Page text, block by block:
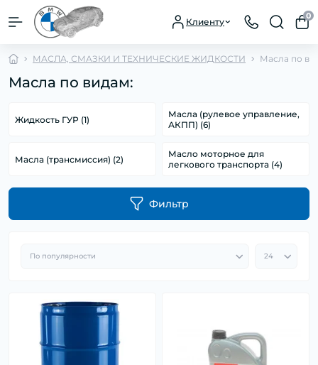
Клиенту
0
МАСЛА, СМАЗКИ И ТЕХНИЧЕСКИЕ ЖИДКОСТИ Масла по
Масла по видам:
Жидкость ГУР (1)
Масла (рулевое управление,
АКПП) (6)
Масла (трансмиссия) (2)
Масло моторное для
легкового транспорта (4)
Фильтр